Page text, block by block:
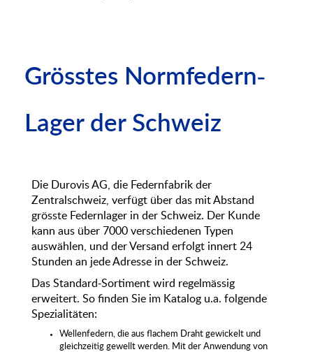
Grösstes Normfedern-
Lager der Schweiz
Die Durovis AG, die Federnfabrik der
Zentralschweiz, verfügt über das mit Abstand
grösste Federnlager in der Schweiz. Der Kunde
kann aus über 7000 verschiedenen Typen
auswählen, und der Versand erfolgt innert 24
Stunden an jede Adresse in der Schweiz.
Das Standard-Sortiment wird regelmässig
erweitert. So finden Sie im Katalog u.a. folgende
Spezialitäten:
Wellenfedern, die aus flachem Draht gewickelt und
gleichzeitig gewellt werden. Mit der Anwendung von